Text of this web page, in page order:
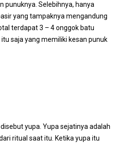
punuknya. Selebihnya, hanya
yang tampaknya mengandung
terdapat 3 – 4 onggok batu
saja yang memiliki kesan punuk
yupa. Yupa sejatinya adalah
ritual saat itu. Ketika yupa itu